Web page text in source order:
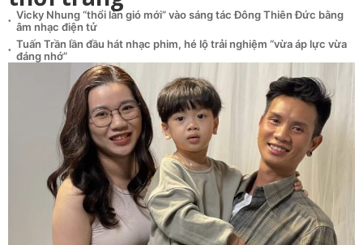
Vicky Nhung “thổi làn gió mới” vào sáng tác Đông Thiên Đức bằng
âm nhạc điện tử
Tuấn Trần lần đầu hát nhạc phim, hé lộ trải nghiệm “vừa áp lực vừa
đáng nhớ”